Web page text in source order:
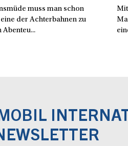
muss man schon
der Achterbahnen zu
Abenteu...